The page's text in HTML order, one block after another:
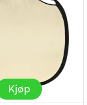
Kjøp